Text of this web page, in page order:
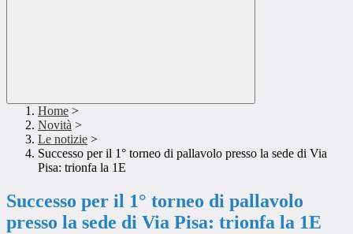
Home >
Novità >
Le notizie >
Successo per il 1° torneo di pallavolo presso la sede di Via
Pisa: trionfa la 1E
Successo per il 1° torneo di pallavolo
presso la sede di Via Pisa: trionfa la 1E